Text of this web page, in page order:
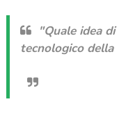
"Quale idea
tecnologico